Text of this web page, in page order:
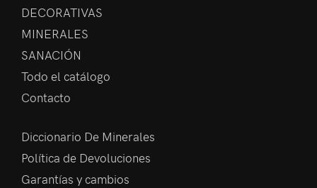
DECORATIVAS
MINERALES
SANACIÓN
Todo el catálogo
Contacto
Diccionario De Minerales
Política de Devoluciones
Garantías y cambios